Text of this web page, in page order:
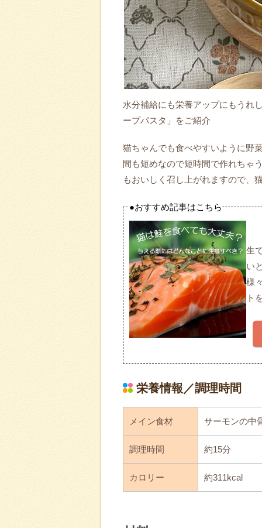
水分補給にも栄養アップにもうれ
ープパスタ」をご紹介
猫ちゃんでも食べやすいように野
間も短めなので短時間で作れちゃ
もおいしく召し上がれますので、
●おすすめ記事はこちら
生
い
様
ト
栄養情報／調理時間
メイン食材 サーモンの中
調理時間 約15分
カロリー 約311kcal